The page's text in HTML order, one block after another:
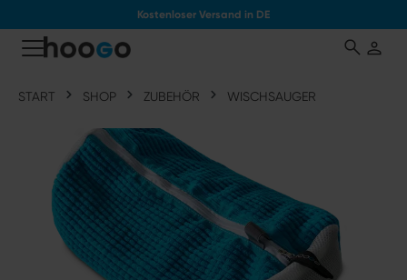
Kostenloser Versand in DE
START SHOP ZUBEHÖR WISCHSAUGER